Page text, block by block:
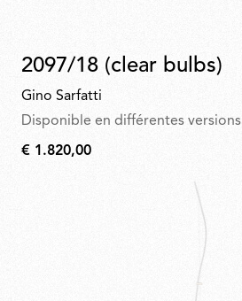
2097/18 (clear bulbs)
Gino Sarfatti
Disponible en différentes versions
€
€ 1.820,00